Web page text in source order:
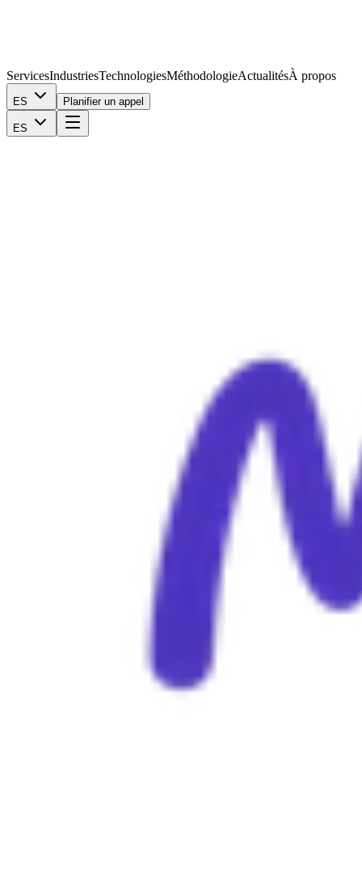
ServicesIndustriesTechnologiesMéthodologieActualitésÀ propos
ES Planifier un appel
ES